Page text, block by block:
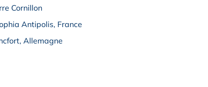
Cornillon
Antipolis, France
Allemagne